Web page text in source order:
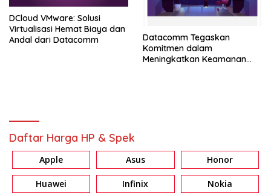
DCloud VMware: Solusi
Virtualisasi Hemat Biaya dan
Andal dari Datacomm
Datacomm Tegaskan
Komitmen dalam
Meningkatkan Keamanan
Daftar Harga HP & Spek
Apple Asus Honor
Huawei Infinix Nokia